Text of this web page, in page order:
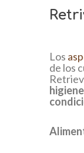
Los
de los